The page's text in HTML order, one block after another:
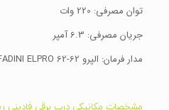
توان مصرفی: 220 وات
جریان مصرفی: 6.3 آمپر
مدار فرمان: الپرو 62-FADINI ELPRO 62